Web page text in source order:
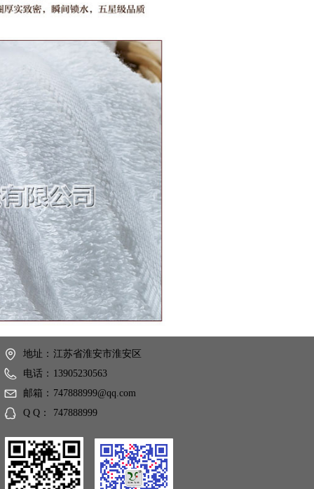
地址： 江苏省淮安市淮安区
电话： 13905230563
邮箱： 747888999@qq.com
Q Q：
747888999